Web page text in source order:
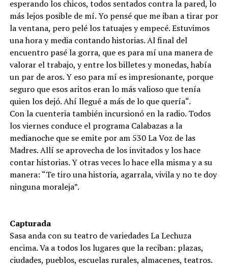
esperando los chicos, todos sentados contra la pared, lo
más lejos posible de mí. Yo pensé que me iban a tirar por
la ventana, pero pelé los tatuajes y empecé. Estuvimos
una hora y media contando historias. Al final del
encuentro pasé la gorra, que es para mí una manera de
valorar el trabajo, y entre los billetes y monedas, había
un par de aros. Y eso para mí es impresionante, porque
seguro que esos aritos eran lo más valioso que tenía
quien los dejó. Ahí llegué a más de lo que quería“.
Con la cuenteria también incursionó en la radio. Todos
los viernes conduce el programa Calabazas a la
medianoche que se emite por am 530 La Voz de las
Madres. Allí se aprovecha de los invitados y los hace
contar historias. Y otras veces lo hace ella misma y a su
manera: “Te tiro una historia, agarrala, vivila y no te doy
ninguna moraleja”.
Capturada
Sasa anda con su teatro de variedades La Lechuza
encima. Va a todos los lugares que la reciban: plazas,
ciudades, pueblos, escuelas rurales, almacenes, teatros.